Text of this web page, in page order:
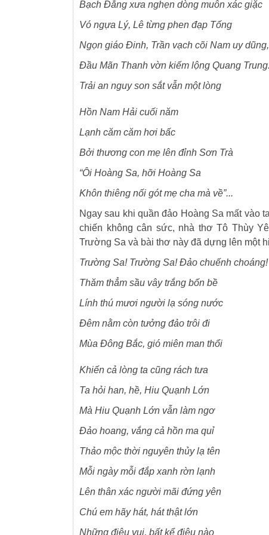
Bạch Đằng xưa nghẹn dòng muôn xác giặc
Vó ngựa Lý, Lê từng phen đạp Tống
Ngọn giáo Đinh, Trần vạch cõi Nam uy dũng,
Đầu Mãn Thanh vờn kiếm lộng Quang Trung.
Trải an nguy son sắt vẫn một lòng
Hồn Nam Hải cuối năm
Lạnh căm căm hơi bấc
Bởi thương con mẹ lên đỉnh Sơn Trà
“Ôi Hoàng Sa, hỡi Hoàng Sa
Khôn thiêng nối gót mẹ cha mà về”...
Ngay sau khi quần đảo Hoàng Sa mất vào
chiến không cân sức, nhà thơ Tô Thùy
Trường Sa và bài thơ này đã dựng lên một
Trường Sa! Trường Sa! Đảo chuếnh choáng!
Thăm thẳm sầu vây trắng bốn bề
Lính thú mươi người lạ sóng nước
Đêm nằm còn tưởng đảo trôi đi
Mùa Đông Bắc, gió miên man thổi
Khiến cả lòng ta cũng rách tưa
Ta hỏi han, hề, Hiu Quạnh Lớn
Mà Hiu Quạnh Lớn vẫn làm ngơ
Đảo hoang, vắng cả hồn ma quỉ
Thảo mộc thời nguyên thủy lạ tên
Mỗi ngày mỗi đắp xanh rờn lạnh
Lên thân xác người mãi đứng yên
Chú em hãy hát, hát thật lớn
Những điệu vui, bất kể điệu nào